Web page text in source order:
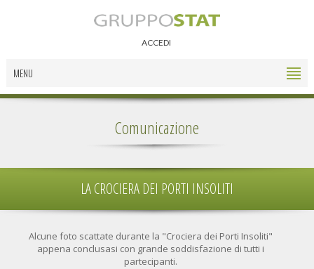
ACCEDI
MENU
Comunicazione
LA CROCIERA DEI PORTI INSOLITI
Alcune foto scattate durante la "Crociera dei Porti Insoliti"
appena conclusasi con grande soddisfazione di tutti i
partecipanti.